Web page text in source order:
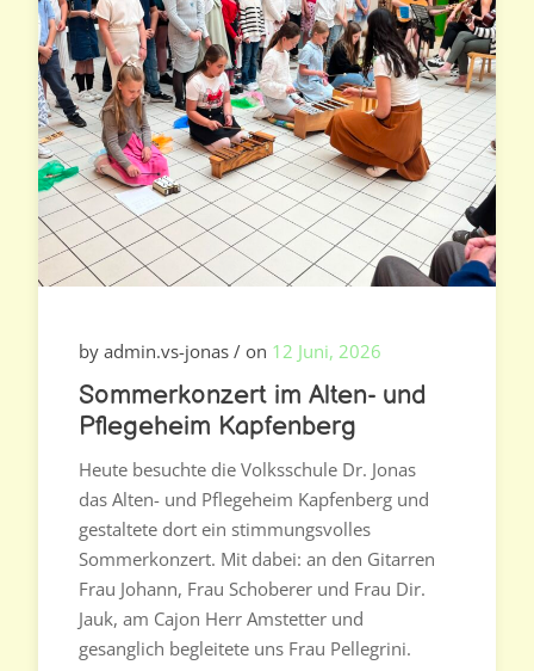
by admin.vs-jonas / on 12 Juni, 2026
Sommerkonzert im Alten- und
Pflegeheim Kapfenberg
Heute besuchte die Volksschule Dr. Jonas
das Alten- und Pflegeheim Kapfenberg und
gestaltete dort ein stimmungsvolles
Sommerkonzert. Mit dabei: an den Gitarren
Frau Johann, Frau Schoberer und Frau Dir.
Jauk, am Cajon Herr Amstetter und
gesanglich begleitete uns Frau Pellegrini.